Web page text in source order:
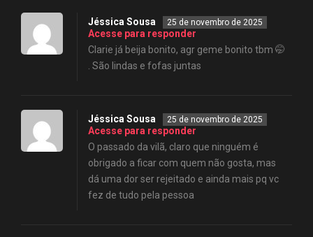
Jéssica Sousa 25 de novembro de 2025
Acesse para responder
Clarie já beija bonito, agr geme bonito tbm 🤭
. São lindas e fofas juntas
Jéssica Sousa 25 de novembro de 2025
Acesse para responder
O passado da vilã, claro que ninguém é
obrigado a ficar com quem não gosta, mas
dá uma dor ser rejeitado e ainda mais pq vc
fez de tudo pela pessoa